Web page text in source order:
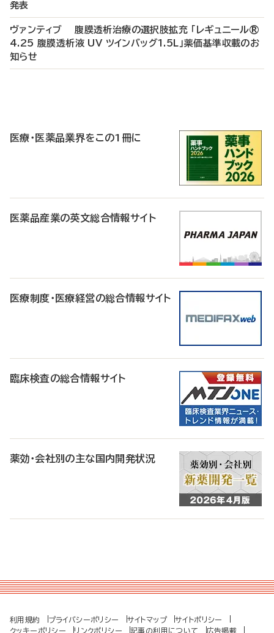
発表
ヴァンティブ 腹膜透析治療の選択肢拡充 「レギュニール®
4.25 腹膜透析液 UV ツインバッグ1.5L」薬価基準収載のお
知らせ
医療・医薬品業界をこの1冊に
医薬品産業の英文総合情報サイト
医療制度・医療経営の総合情報サイト
臨床検査の総合情報サイト
薬効・会社別の主な国内開発状況
利用規約 プライバシーポリシー サイトマップ
サイトポリシー
クッキーポリシー
リンクポリシー 記事の利用について 広告掲載